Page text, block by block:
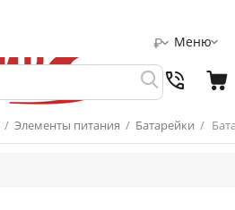
Меню
₽
/ Элементы питания / Батарейки /